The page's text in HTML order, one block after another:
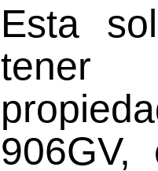
Esta
906GV,